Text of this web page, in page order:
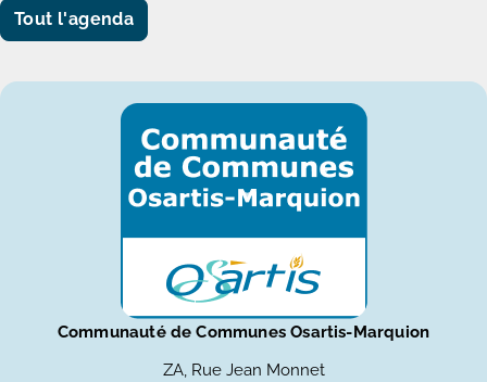
Tout l'agenda
Communauté de Communes Osartis-Marquion
ZA, Rue Jean Monnet